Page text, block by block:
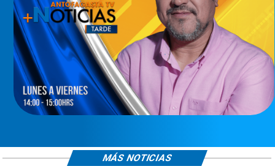
MÁS NOTICIAS